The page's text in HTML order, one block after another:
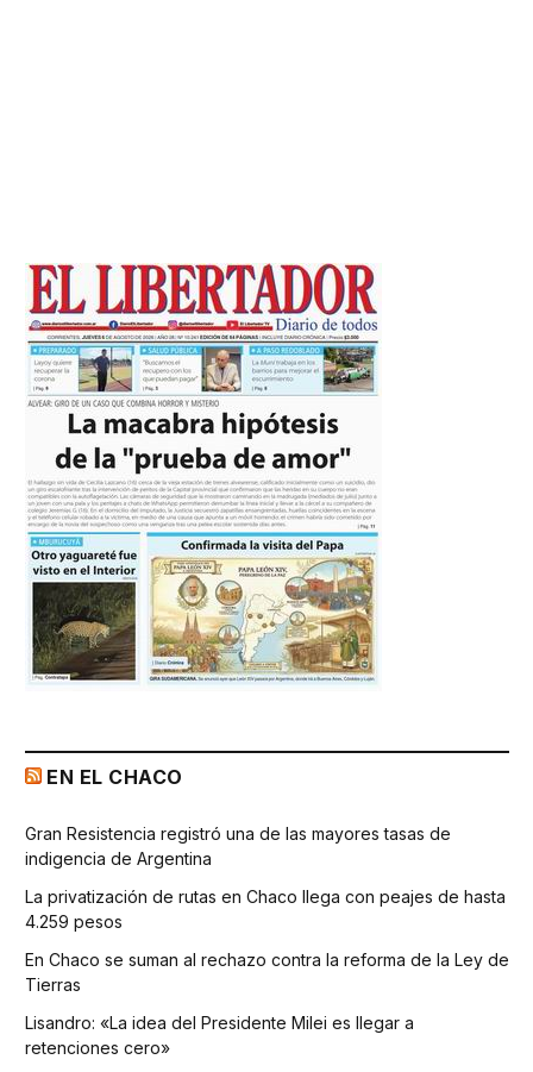
EN EL CHACO
Gran Resistencia registró una de las mayores tasas de
indigencia de Argentina
La privatización de rutas en Chaco llega con peajes de hasta
4.259 pesos
En Chaco se suman al rechazo contra la reforma de la Ley de
Tierras
Lisandro: «La idea del Presidente Milei es llegar a
retenciones cero»